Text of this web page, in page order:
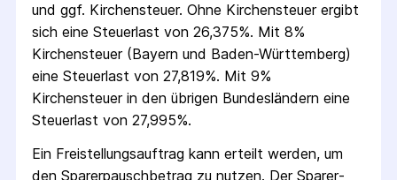
und ggf. Kirchensteuer. Ohne Kirchensteuer ergibt
sich eine Steuerlast von 26,375%. Mit 8%
Kirchensteuer (Bayern und Baden-Württemberg)
eine Steuerlast von 27,819%. Mit 9%
Kirchensteuer in den übrigen Bundesländern eine
Steuerlast von 27,995%.
Ein Freistellungs­auftrag kann erteilt werden, um
den Sparer­pausch­betrag zu nutzen. Der Sparer­